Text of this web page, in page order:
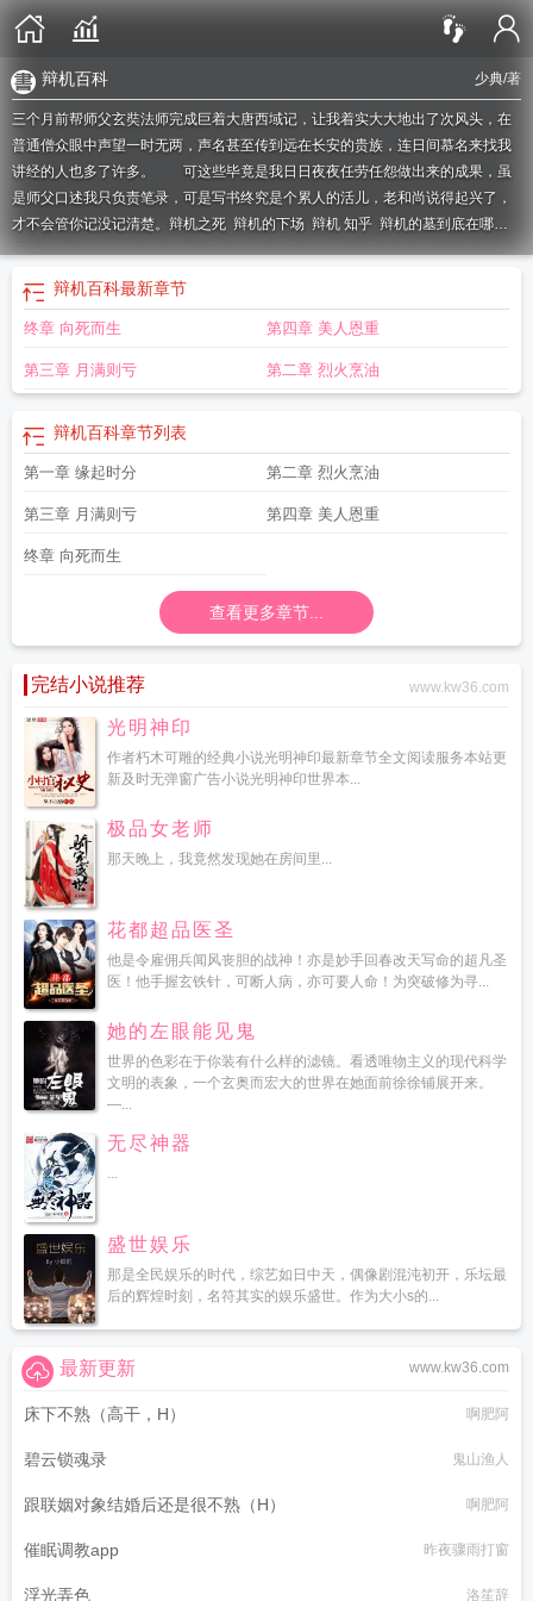
少典/著
辩机百科
三个月前帮师父玄奘法师完成巨着大唐西域记，让我着实大大地出了次风头，在
普通僧众眼中声望一时无两，声名甚至传到远在长安的贵族，连日间慕名来找我
讲经的人也多了许多。 可这些毕竟是我日日夜夜任劳任怨做出来的成果，虽
是师父口述我只负责笔录，可是写书终究是个累人的活儿，老和尚说得起兴了，
才不会管你记没记清楚。 辩机之死 辩机的下场 辩机 知乎 辩机的墓到底在哪
里辩机是被陷害的吗辩机是谁辩机咋死的辩机的死因辩机真实死因辩机之
父是谁 辩机百度百科 辩机之死是哪一集
原名
机百科
辩机百科最新章节
终章 向死而生 第四章 美人恩重
第三章 月满则亏 第二章 烈火烹油
辩机百科章节列表
第一章 缘起时分 第二章 烈火烹油
第三章 月满则亏 第四章 美人恩重
终章 向死而生
查看更多章节...
完结小说推荐 www.kw36.com
光明神印
作者朽木可雕的经典小说光明神印最新章节全文阅读服务本站更
新及时无弹窗广告小说光明神印世界本...
极品女老师
那天晚上，我竟然发现她在房间里...
花都超品医圣
他是令雇佣兵闻风丧胆的战神！亦是妙手回春改天写命的超凡圣
医！他手握玄铁针，可断人病，亦可要人命！为突破修为寻...
她的左眼能见鬼
世界的色彩在于你装有什么样的滤镜。看透唯物主义的现代科学
文明的表象，一个玄奥而宏大的世界在她面前徐徐铺展开来。
—...
无尽神器
...
盛世娱乐
那是全民娱乐的时代，综艺如日中天，偶像剧混沌初开，乐坛最
后的辉煌时刻，名符其实的娱乐盛世。作为大小s的...
www.kw36.com
最新更新
床下不熟（高干，H） 啊肥阿
碧云锁魂录 鬼山渔人
跟联姻对象结婚后还是很不熟（H） 啊肥阿
催眠调教app 昨夜骤雨打窗
浮光弄色 洛笙辞